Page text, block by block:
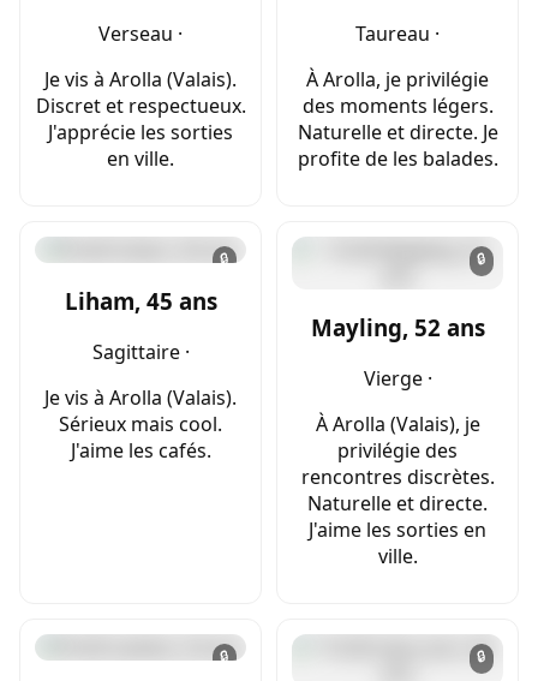
Verseau ·
Je vis à Arolla (Valais).
Discret et respectueux.
J'apprécie les sorties
en ville.
Taureau ·
À Arolla, je privilégie
des moments légers.
Naturelle et directe. Je
profite de les balades.
🔒
Liham, 45 ans
Sagittaire ·
Je vis à Arolla (Valais).
Sérieux mais cool.
J'aime les cafés.
🔒
Mayling, 52 ans
Vierge ·
À Arolla (Valais), je
privilégie des
rencontres discrètes.
Naturelle et directe.
J'aime les sorties en
ville.
🔒 🔒